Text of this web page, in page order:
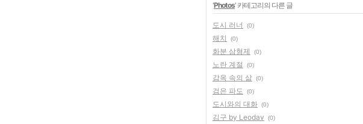
'Photos' 카테고리의 다른 글
도시 러너 (0)
해치 (0)
화분 삼형제 (0)
노란 계절 (0)
감옥 속의 삶 (0)
검은 파도 (0)
도시와의 대화 (0)
김구 by Leodav (0)